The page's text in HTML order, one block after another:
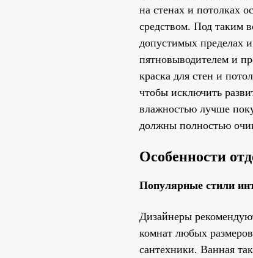
на стенах и потолках
средством. Под таким
допустимых пределах
пятновыводителем и
краска для стен и
чтобы исключить
влажностью лучше
должны полностью
Особенности
Популярные стили
Дизайнеры
комнат любых
сантехники. Ванная